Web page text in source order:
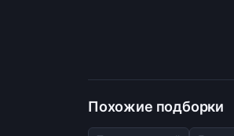
Похожие подборки